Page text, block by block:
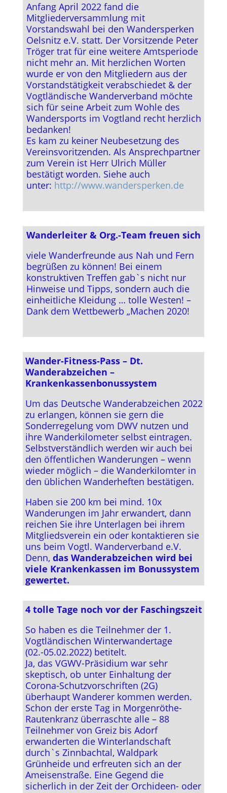
Anfang April 2022 fand die
Mitgliederversammlung mit
Vorstandswahl bei den Wandersperken
Oelsnitz e.V. statt. Der Vorsitzende Peter
Tröger trat für eine weitere Amtsperiode
nicht mehr an. Mit herzlichen Worten
wurde er von den Mitgliedern aus der
Vorstandstätigkeit verabschiedet & der
Vogtländische Wanderverband möchte
sich für seine Arbeit zum Wohle des
Wandersports im Vogtland recht herzlich
bedanken!
Es kam zu keiner Neubesetzung des
Vereinsvoritzenden. Als Ansprechpartner
zum Verein ist Herr Ulrich Müller
bestätigt worden. Siehe auch
unter: http://www.wandersperken.de
Wanderleiter & Org.-Team freuen sich
viele Wanderfreunde aus Nah und Fern
begrüßen zu können! Bei einem
konstruktiven Treffen gab`s nicht nur
Hinweise und Tipps, sondern auch die
einheitliche Kleidung … tolle Westen! –
Dank dem Wettbewerb „Machen 2020!
Wander-Fitness-Pass – Dt.
Wanderabzeichen –
Krankenkassenbonussystem
Um das Deutsche Wanderabzeichen 2022
zu erlangen, können sie gern die
Sonderregelung vom DWV nutzen und
ihre Wanderkilometer selbst eintragen.
Selbstverständlich werden wir auch bei
den öffentlichen Wanderungen – wenn
wieder möglich – die Wanderkilomter in
den üblichen Wanderheften bestätigen.
Haben sie 200 km bei mind. 10x
Wanderungen im Jahr erwandert, dann
reichen Sie ihre Unterlagen bei ihrem
Mitgliedsverein ein oder kontaktieren sie
uns beim Vogtl. Wanderverband e.V.
Denn, das Wanderabzeichen wird bei
viele Krankenkassen im Bonussystem
gewertet.
4 tolle Tage noch vor der Faschingszeit
So haben es die Teilnehmer der 1.
Vogtländischen Winterwandertage
(02.-05.02.2022) betitelt.
Ja, das VGWV-Präsidium war sehr
skeptisch, ob unter Einhaltung der
Corona-Schutzvorschriften (2G)
überhaupt Wanderer kommen werden.
Schon der erste Tag in Morgenröthe-
Rautenkranz überraschte alle – 88
Teilnehmer von Greiz bis Adorf
erwanderten die Winterlandschaft
durch`s Zinnbachtal, Waldpark
Grünheide und erfreuten sich an der
Ameisenstraße. Eine Gegend die
sicherlich in der Zeit der Orchideen- oder